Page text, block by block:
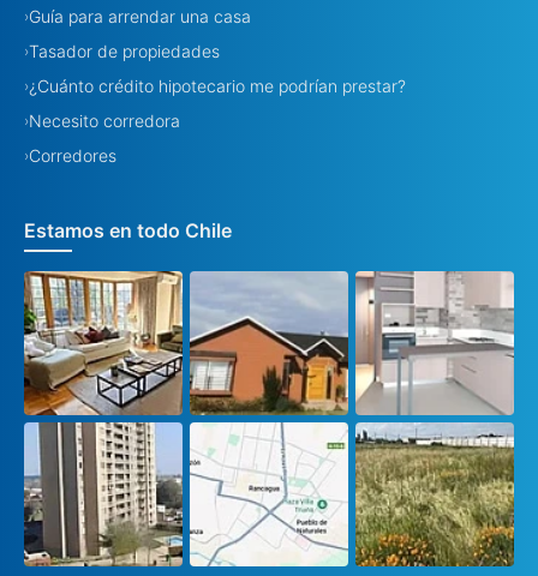
›Guía para arrendar una casa
›Tasador de propiedades
›¿Cuánto crédito hipotecario me podrían prestar?
›Necesito corredora
›Corredores
Estamos en todo Chile